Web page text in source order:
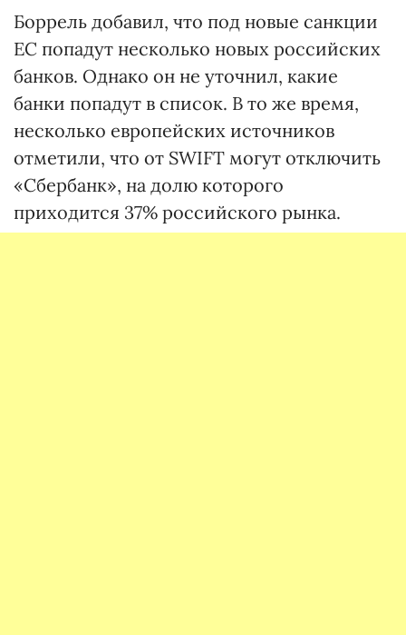
Боррель добавил, что под новые санкции
ЕС попадут несколько новых российских
банков. Однако он не уточнил, какие
банки попадут в список. В то же время,
несколько европейских источников
отметили, что от SWIFT могут отключить
«Сбербанк», на долю которого
приходится 37% российского рынка.